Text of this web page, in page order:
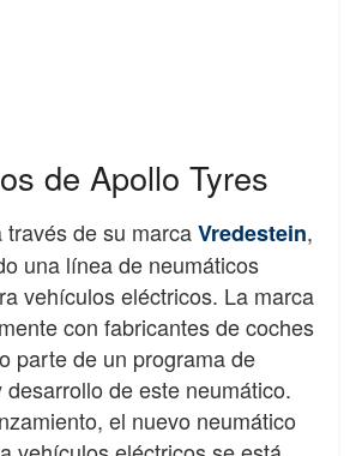
de Apollo Tyres
través de su marcaVredestein,
una línea de neumáticos
vehículos eléctricos. La marca
con fabricantes de coches
parte de un programa de
desarrollo de este neumático.
el nuevo neumático